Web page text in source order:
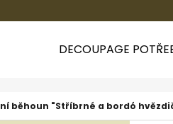
DECOUPAGE
běhoun "Stříbrné a bordó